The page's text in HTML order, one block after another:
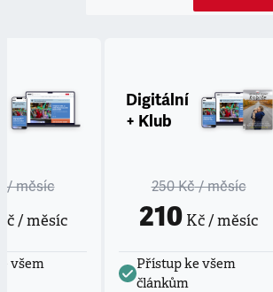
/ měsíc
/ měsíc
všem
Digitální
+ Klub
250 Kč/ měsíc
210 Kč / měsíc
Přístup ke všem
článkům